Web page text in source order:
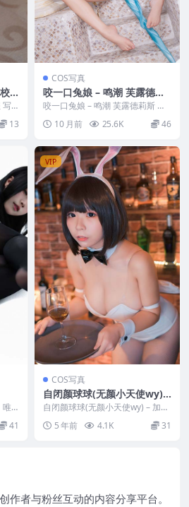
写
不
13
COS写真
咬一口兔娘 – 鸣潮 芙露德莉
斯
咬一口兔娘 – 鸣潮 芙露德莉斯 写
真分类：唯美，参与模特：咬一口
兔娘 [资源大...
10 月前 25.6K 46
唯
41
VIP
COS写真
自闭颜球球(无颜小天使wy) –
加藤惠
自闭颜球球(无颜小天使wy) – 加藤
惠 写真分类：唯美，参与模特：
自闭颜球球 ...
5 年前 4.1K 31
作者与粉丝互动的内容分享平台。